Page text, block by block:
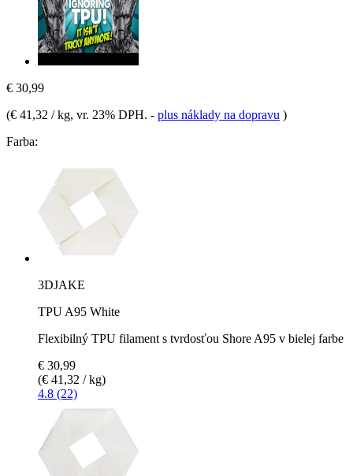
€ 30,99
(€ 41,32 / kg, vr. 23% DPH. - plus náklady na dopravu )
Farba:
3DJAKE
TPU A95 White
Flexibilný TPU filament s tvrdosťou Shore A95 v bielej farbe
€ 30,99
(€ 41,32 / kg)
4.8 (22)